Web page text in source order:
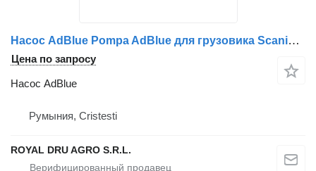
Насос AdBlue Pompa AdBlue для грузовика Scania – Coduri: 2182737, 2549339, 2655852, 2057543, 2695808, 573159-11
Цена по запросу
Насос AdBlue
Румыния, Cristesti
ROYAL DRU AGRO S.R.L.